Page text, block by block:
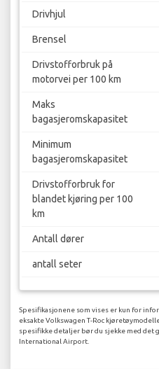
Drivhjul
Brensel
Drivstofforbruk på
motorvei per 100 km
Maks
bagasjeromskapasitet
Minimum
bagasjeromskapasitet
Drivstofforbruk for
blandet kjøring per 100
km
Antall dører
antall seter
Spesifikasjonene som vises er kun for
eksakte Volkswagen T-Roc
spesifikke detaljer bør du sjekke med
International Airport.